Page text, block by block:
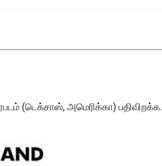
(டெக்சாஸ், அமெரிக்கா) பதிவிறக்க.